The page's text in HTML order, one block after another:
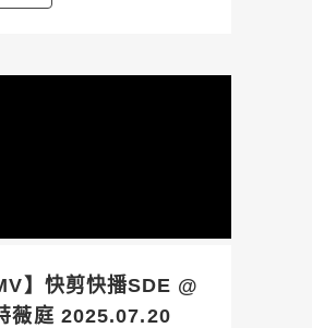
】快剪快播SDE @
薇庭 2025.07.20